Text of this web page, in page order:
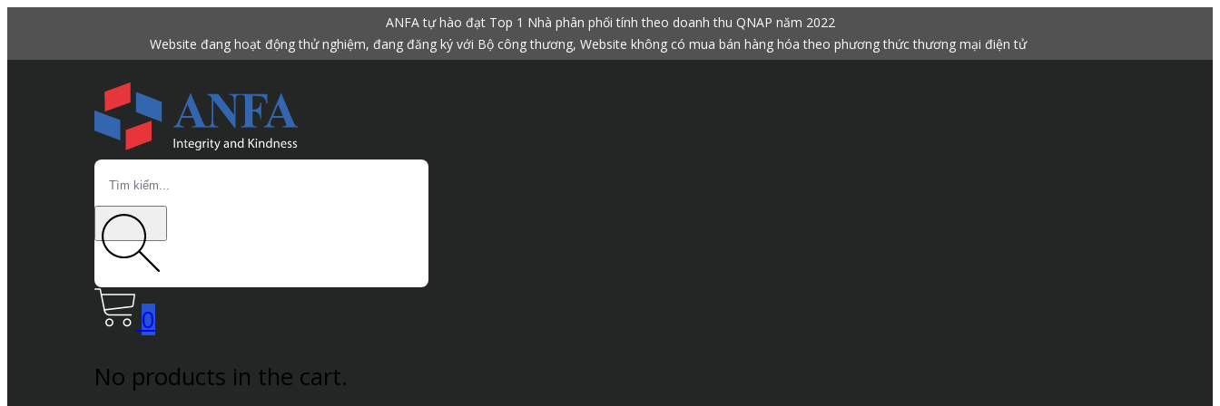
ANFA tự hào đạt Top 1 Nhà phân phối tính theo doanh thu QNAP năm 2022
Website đang hoạt động thử nghiệm, đang đăng ký với Bộ công thương, Website không có mua bán hàng hóa theo phương thức thương mại điện tử
Search
0
No products in the cart.